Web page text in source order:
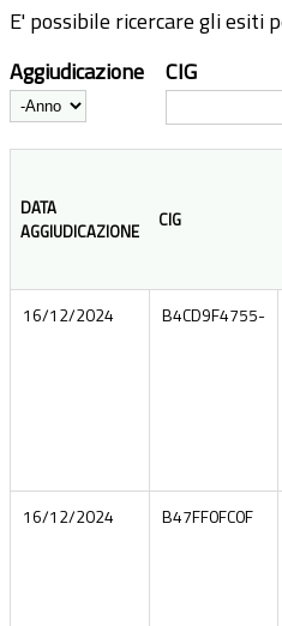
E' possibile ricercare gli esiti
Aggiudicazione
Anno
CIG
DATA
AGGIUDICAZIONE
CIG
16/12/2024 B4CD9F4755-
16/12/2024 B47FF0FC0F